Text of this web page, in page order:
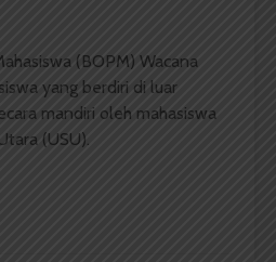
(BOPM) Wacana
yang berdiri di luar
mandiri oleh mahasiswa
(USU).